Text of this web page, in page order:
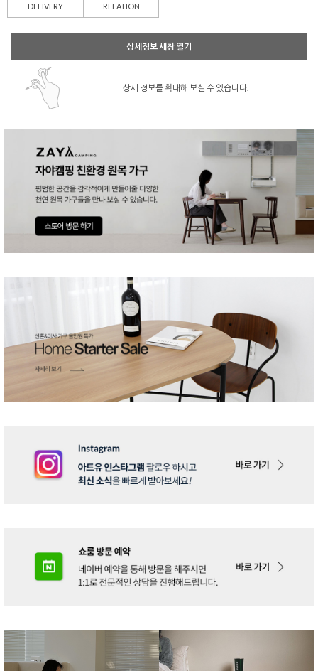
DELIVERY RELATION
상세정보 새창 열기
상세 정보를 확대해 보실 수 있습니다.